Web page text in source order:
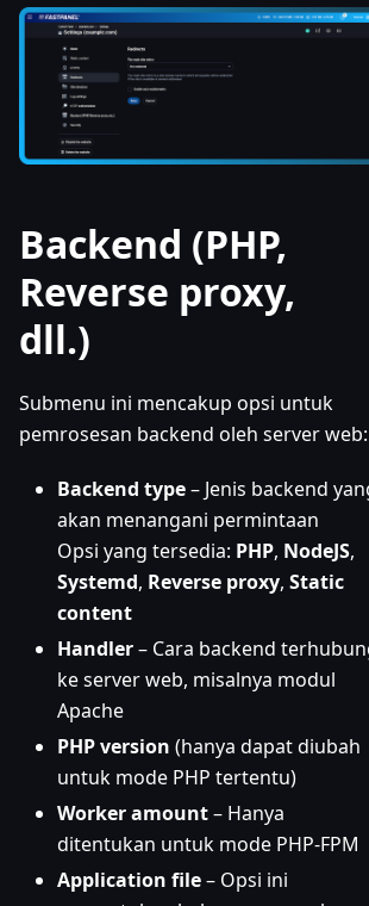
Backend (PHP,
Reverse proxy,
dll.)
Submenu ini mencakup opsi untuk
pemrosesan backend oleh server web:
Backend type– Jenis backend
akan menangani permintaan
Opsi yang tersedia: PHP, NodeJS,
Systemd, Reverse proxy, Static
content
Handler– Cara backend
ke server web, misalnya modul
Apache
PHP version (hanya dapat diubah
untuk mode PHP tertentu)
Worker amount– Hanya
ditentukan untuk mode PHP-FPM
Application file– Opsi ini